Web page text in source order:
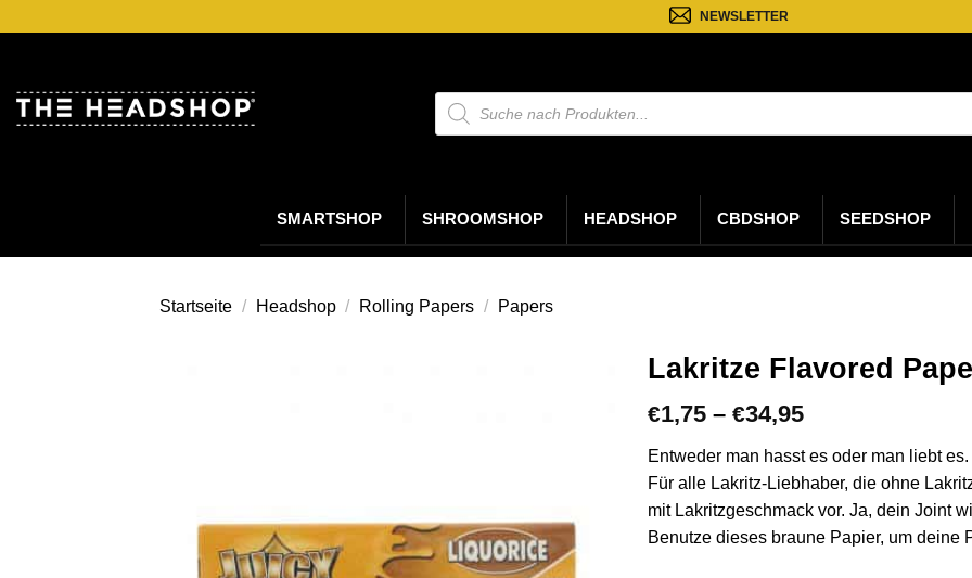
NEWSLETTER
Suche
nach
Produkten
SMARTSHOP SHROOMSHOP HEADSHOP CBDSHOP SEEDSHOP
Startseite / Headshop / Rolling Papers / Papers
Lakritze Flavored
€1,75 – €34,95Preisspanne:
bis
€34,95
Entweder man hasst es oder man liebt
Für alle Lakritz-Liebhaber, die ohne
mit Lakritzgeschmack vor. Ja, dein Joint
Benutze dieses braune Papier, um deine